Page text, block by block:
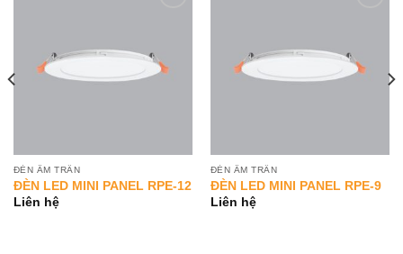
ĐÈN ÂM TRẦN
ĐÈN LED MINI PANEL RPE-12
Liên hệ
ĐÈN ÂM TRẦN
ĐÈN LED MINI PANEL RPE-9
Liên hệ